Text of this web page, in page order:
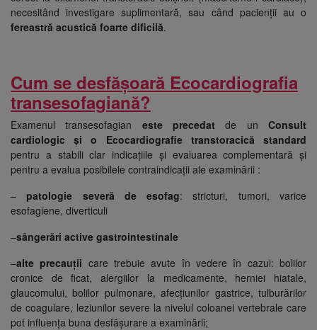
necesitând investigare suplimentară, sau când pacienții au o
fereastră acustică foarte dificilă.
Cum se desfășoară Ecocardiografia
transesofagiană?
Examenul transesofagian este precedat de unConsult
cardiologic și o Ecocardiografie
transtoracică standard
pentru a stabili clar indicațiile și evaluarea complementară și
pentru a evalua posibilele contraindicații ale examinării :
– patologie severă de esofag: stricturi, tumori, varice
esofagiene, diverticuli
–sângerări active gastrointestinale
–alte precauții care trebuie avute în vedere în cazul: bolilor
cronice de ficat, alergiilor la medicamente, herniei hiatale,
glaucomului, bolilor pulmonare, afecțiunilor gastrice, tulburărilor
de coagulare, leziunilor severe la nivelul coloanei vertebrale care
pot influența buna desfășurare a examinării;